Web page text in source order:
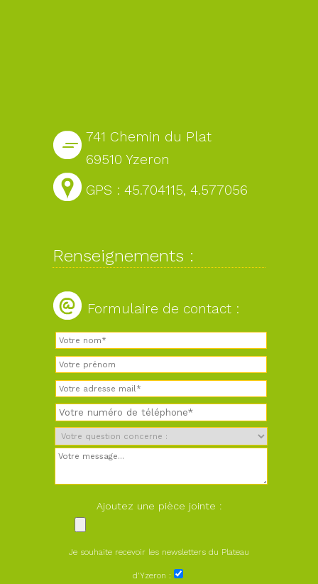
741 Chemin du Plat
69510 Yzeron
GPS : 45.704115, 4.577056
Renseignements :
Formulaire de contact :
Ajoutez une pièce jointe :
Je souhaite recevoir les newsletters du Plateau
d'Yzeron :